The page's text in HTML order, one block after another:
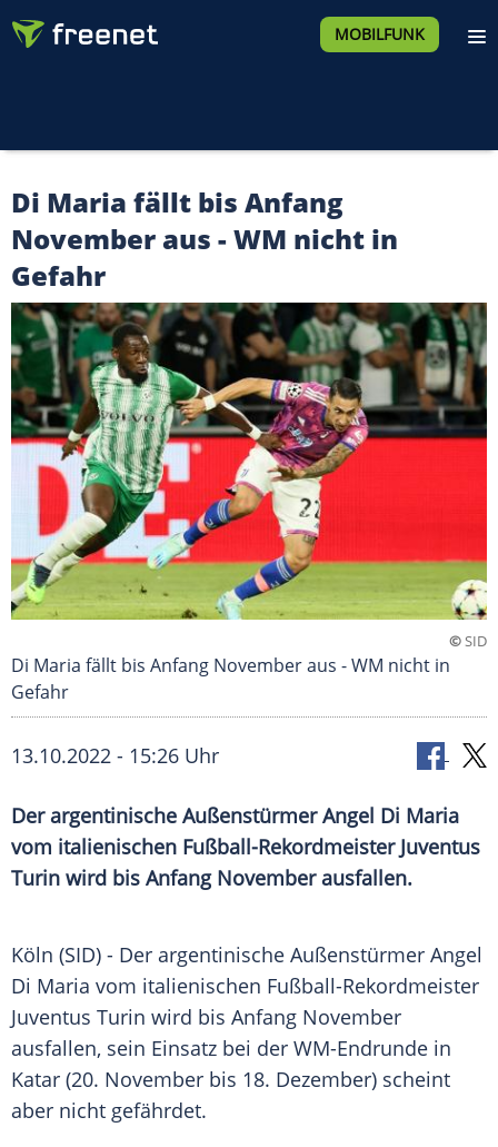
MOBILFUNK
Di Maria fällt bis Anfang
November aus - WM nicht in
Gefahr
©SID
Di Maria fällt bis Anfang November aus - WM nicht in
Gefahr
13.10.2022 - 15:26 Uhr
Der argentinische Außenstürmer Angel Di Maria
vom italienischen Fußball-Rekordmeister Juventus
Turin wird bis Anfang November ausfallen.
Köln (SID) - Der argentinische Außenstürmer Angel
Di Maria vom italienischen Fußball-Rekordmeister
Juventus Turin wird bis Anfang November
ausfallen, sein Einsatz bei der WM-Endrunde in
Katar (20. November bis 18. Dezember) scheint
aber nicht gefährdet.